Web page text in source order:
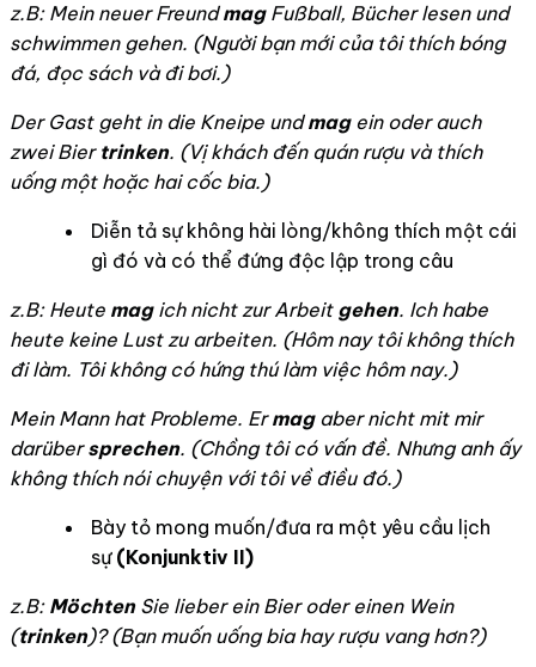
z.B: Mein neuer FreundmagFußball, Bücher lesen und
schwimmen gehen. (Người bạn mới của tôi thích bóng
đá, đọc sách và đi bơi.)
Der Gast geht in die Kneipe undmagein oder auch
zwei Bier trinken. (Vị khách đến quán rượu và thích
uống một hoặc hai cốc bia.)
Diễn tả sự không hài lòng/không thích một cái
gì đó và có thể đứng độc lập trong câu
z.B: Heute magich nicht zur Arbeit gehen. Ich habe
heute keine Lust zu arbeiten. (Hôm nay tôi không thích
đi làm. Tôi không có hứng thú làm việc hôm nay.)
Mein Mann hat Probleme. Ermagaber nicht mit mir
darübersprechen. (Chồng tôi có vấn đề. Nhưng anh ấy
không thích nói chuyện với tôi về điều đó.)
Bày tỏ mong muốn/đưa ra một yêu cầu lịch
sự(Konjunktiv II)
z.B: MöchtenSie lieber ein Bier oder einen Wein
(trinken)? (Bạn muốn uống bia hay rượu vang hơn?)